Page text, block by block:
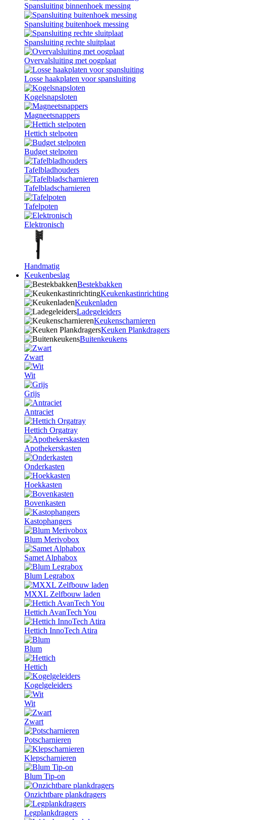
Spansluiting binnenhoek messing
Spansluiting buitenhoek messing
Spansluiting rechte sluitplaat
Overvalsluiting met oogplaat
Losse haakplaten voor spansluiting
Kogelsnapsloten
Magneetsnappers
Hettich stelpoten
Budget stelpoten
Tafelbladhouders
Tafelbladscharnieren
Tafelpoten
Elektronisch
Handmatig
Keukenbeslag
Bestekbakken
Keukenkastinrichting
Keukenladen
Ladegeleiders
Keukenscharnieren
Keuken Plankdragers
Buitenkeukens
Zwart
Wit
Grijs
Antraciet
Hettich Orgatray
Apothekerskasten
Onderkasten
Hoekkasten
Bovenkasten
Kastophangers
Blum Merivobox
Samet Alphabox
Blum Legrabox
MXXL Zelfbouw laden
Hettich AvanTech You
Hettich InnoTech Atira
Blum
Hettich
Kogelgeleiders
Wit
Zwart
Potscharnieren
Klepscharnieren
Blum Tip-on
Onzichtbare plankdragers
Legplankdragers